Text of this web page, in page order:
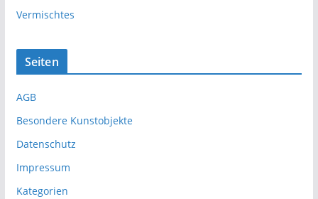
Vermischtes
Seiten
AGB
Besondere Kunstobjekte
Datenschutz
Impressum
Kategorien